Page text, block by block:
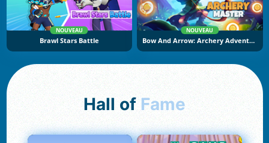
NOUVEAU
Brawl Stars Battle
NOUVEAU
Bow And Arrow: Archery Adventure
Hall of Fame